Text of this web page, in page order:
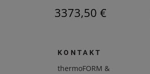
3373,50 €
KONTAKT
thermoFORM &